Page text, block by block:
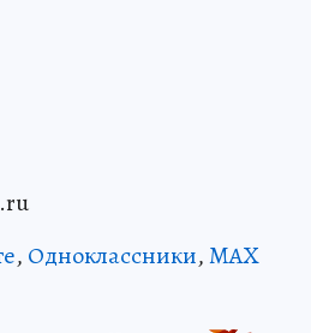
, Одноклассники,MAX